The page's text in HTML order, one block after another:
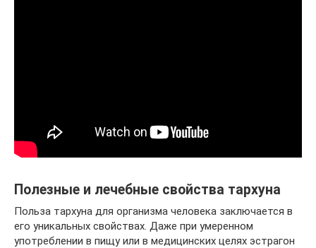
Полезные и лечебные свойства тархуна
Польза тархуна для организма человека заключается в
его уникальных свойствах. Даже при умеренном
употреблении в пищу или в медицинских целях эстрагон